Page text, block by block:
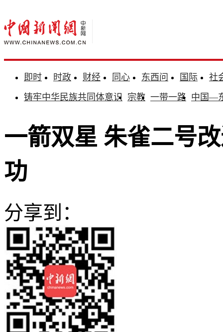
即时 时政 财经 同心 东西问 国际
社
铸牢中华民族共同体意识 宗教 一带一路 中国—
一箭双星 朱雀二号
功
分享到：